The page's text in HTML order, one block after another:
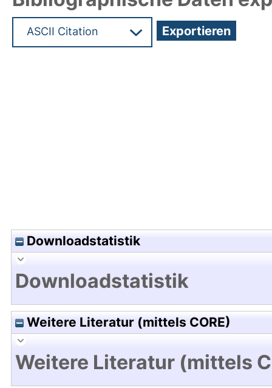
Downloadstatistik
Downloadstatistik
Weitere Literatur (mittels CORE)
Weitere Literatur (mittels